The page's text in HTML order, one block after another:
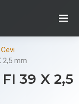
2,5 mm
39 X 2,5